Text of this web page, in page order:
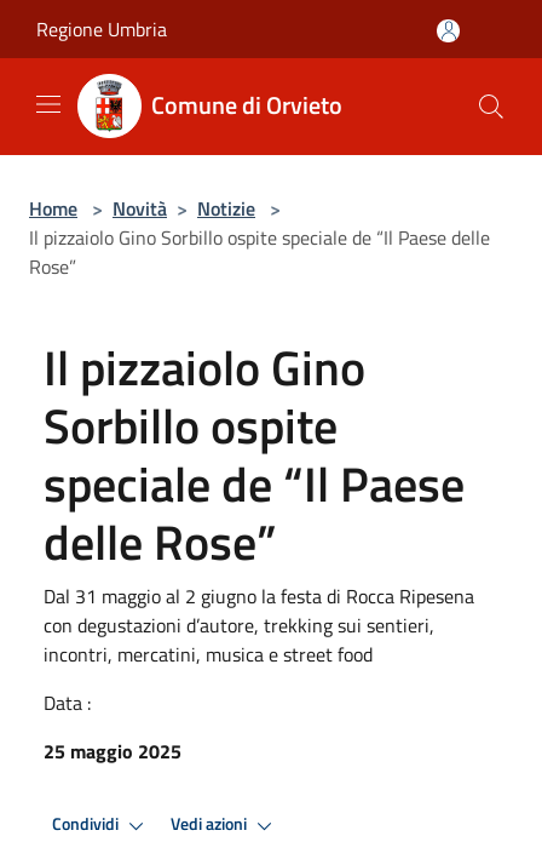
Regione Umbria
Comune di Orvieto
Home > Novità > Notizie >
Il pizzaiolo Gino Sorbillo ospite speciale de “Il Paese delle
Rose”
Il pizzaiolo Gino
Sorbillo ospite
speciale de “Il Paese
delle Rose”
Dal 31 maggio al 2 giugno la festa di Rocca Ripesena
con degustazioni d’autore, trekking sui sentieri,
incontri, mercatini, musica e street food
Data :
25 maggio 2025
Condividi Vedi azioni